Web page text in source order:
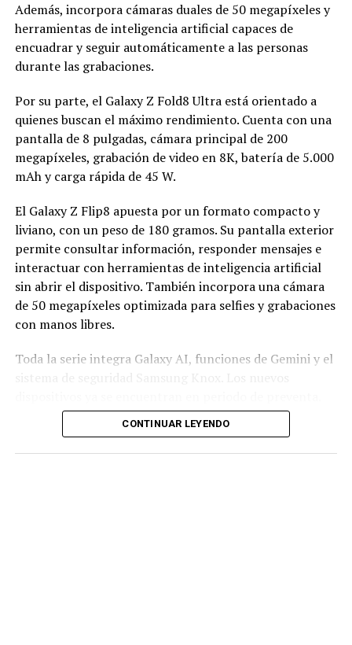
Además, incorpora cámaras duales de 50 megapíxeles y
herramientas de inteligencia artificial capaces de
encuadrar y seguir automáticamente a las personas
durante las grabaciones.
Por su parte, el Galaxy Z Fold8 Ultra está orientado a
quienes buscan el máximo rendimiento. Cuenta con una
pantalla de 8 pulgadas, cámara principal de 200
megapíxeles, grabación de video en 8K, batería de 5.000
mAh y carga rápida de 45 W.
El Galaxy Z Flip8 apuesta por un formato compacto y
liviano, con un peso de 180 gramos. Su pantalla exterior
permite consultar información, responder mensajes e
interactuar con herramientas de inteligencia artificial
sin abrir el dispositivo. También incorpora una cámara
de 50 megapíxeles optimizada para selfies y grabaciones
con manos libres.
Toda la serie integra Galaxy AI, funciones de Gemini y el
CONTINUAR LEYENDO